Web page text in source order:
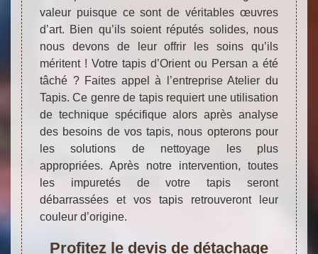
valeur puisque ce sont de véritables œuvres
d’art. Bien qu’ils soient réputés solides, nous
nous devons de leur offrir les soins qu’ils
méritent ! Votre tapis d’Orient ou Persan a été
tâché ? Faites appel à l’entreprise Atelier du
Tapis. Ce genre de tapis requiert une utilisation
de technique spécifique alors après analyse
des besoins de vos tapis, nous opterons pour
les solutions de nettoyage les plus
appropriées. Après notre intervention, toutes
les impuretés de votre tapis seront
débarrassées et vos tapis retrouveront leur
couleur d’origine.
Profitez le devis de détachage